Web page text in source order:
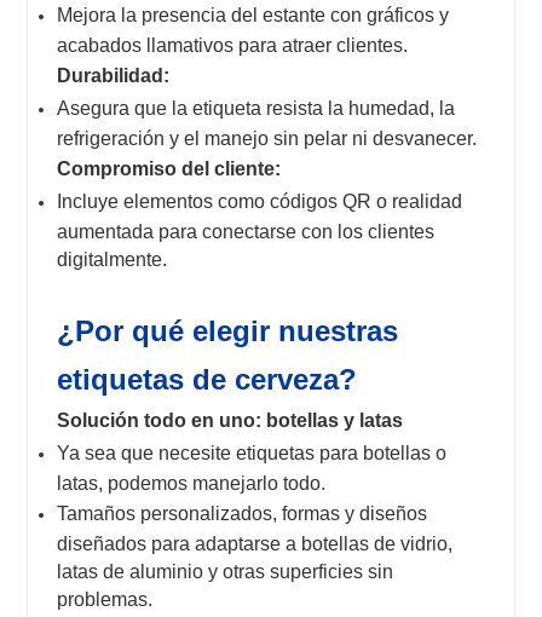
Mejora la presencia del estante con gráficos y
acabados llamativos para atraer clientes.
Durabilidad:
Asegura que la etiqueta resista la humedad, la
refrigeración y el manejo sin pelar ni desvanecer.
Compromiso del cliente:
Incluye elementos como códigos QR o realidad
aumentada para conectarse con los clientes
digitalmente.
¿Por qué elegir nuestras
etiquetas de cerveza?
Solución todo en uno: botellas y latas
Ya sea que necesite etiquetas para botellas o
latas, podemos manejarlo todo.
Tamaños personalizados, formas y diseños
diseñados para adaptarse a botellas de vidrio,
latas de aluminio y otras superficies sin
problemas.